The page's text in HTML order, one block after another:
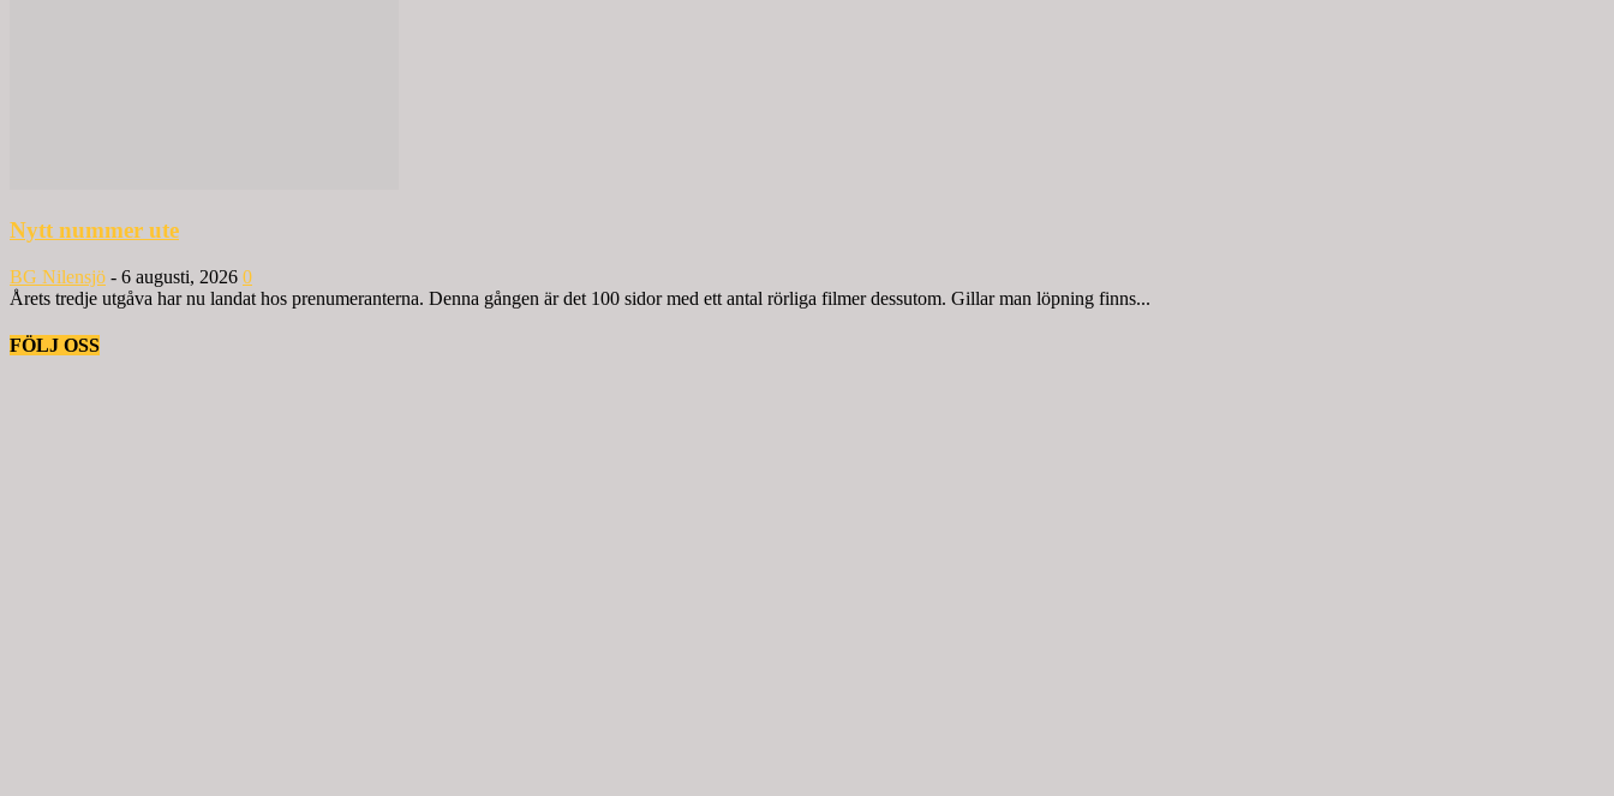
Nytt nummer ute
BG Nilensjö - 6 augusti, 2026 0
Årets tredje utgåva har nu landat hos prenumeranterna. Denna gången är det 100 sidor med ett antal rörliga filmer dessutom. Gillar man löpning finns...
FÖLJ OSS